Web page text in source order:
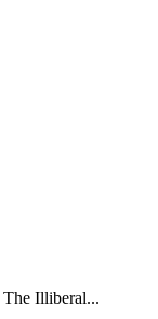
Illiberal...